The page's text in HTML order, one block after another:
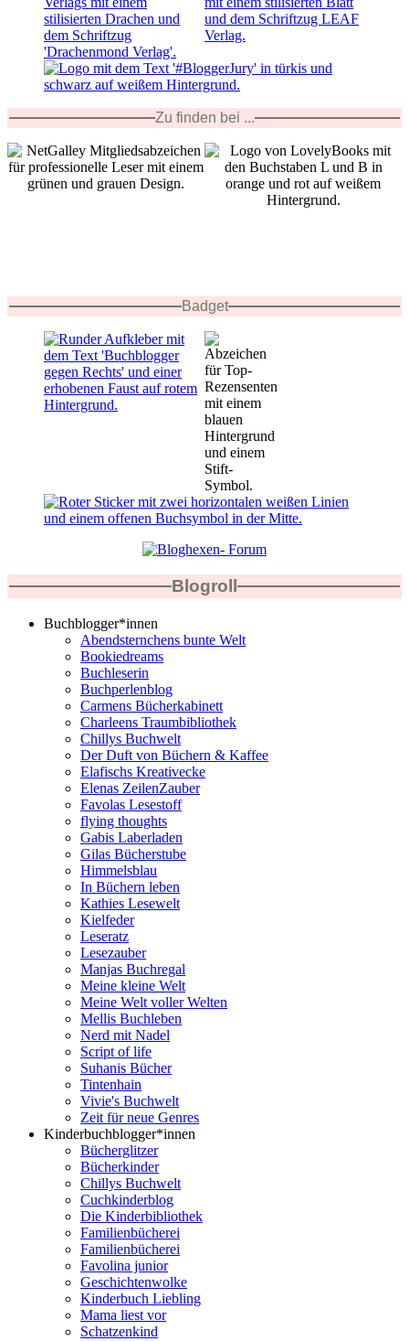
Zu finden bei ...
Badget
Blogroll
Buchblogger*innen
Abendsternchens bunte Welt
Bookiedreams
Buchleserin
Buchperlenblog
Carmens Bücherkabinett
Charleens Traumbibliothek
Chillys Buchwelt
Der Duft von Büchern & Kaffee
Elafischs Kreativecke
Elenas ZeilenZauber
Favolas Lesestoff
flying thoughts
Gabis Laberladen
Gilas Bücherstube
Himmelsblau
In Büchern leben
Kathies Lesewelt
Kielfeder
Leseratz
Lesezauber
Manjas Buchregal
Meine kleine Welt
Meine Welt voller Welten
Mellis Buchleben
Nerd mit Nadel
Script of life
Suhanis Bücher
Tintenhain
Vivie's Buchwelt
Zeit für neue Genres
Kinderbuchblogger*innen
Bücherglitzer
Bücherkinder
Chillys Buchwelt
Cuchkinderblog
Die Kinderbibliothek
Familienbücherei
Familienbücherei
Favolina junior
Geschichtenwolke
Kinderbuch Liebling
Mama liest vor
Schatzenkind